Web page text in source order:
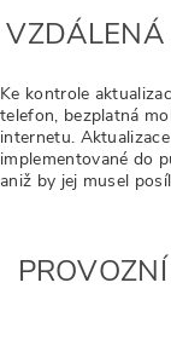
VZDÁLENÁ
Ke kontrole
telefon, bezplatná
internetu.
implementované do
aniž by jej musel